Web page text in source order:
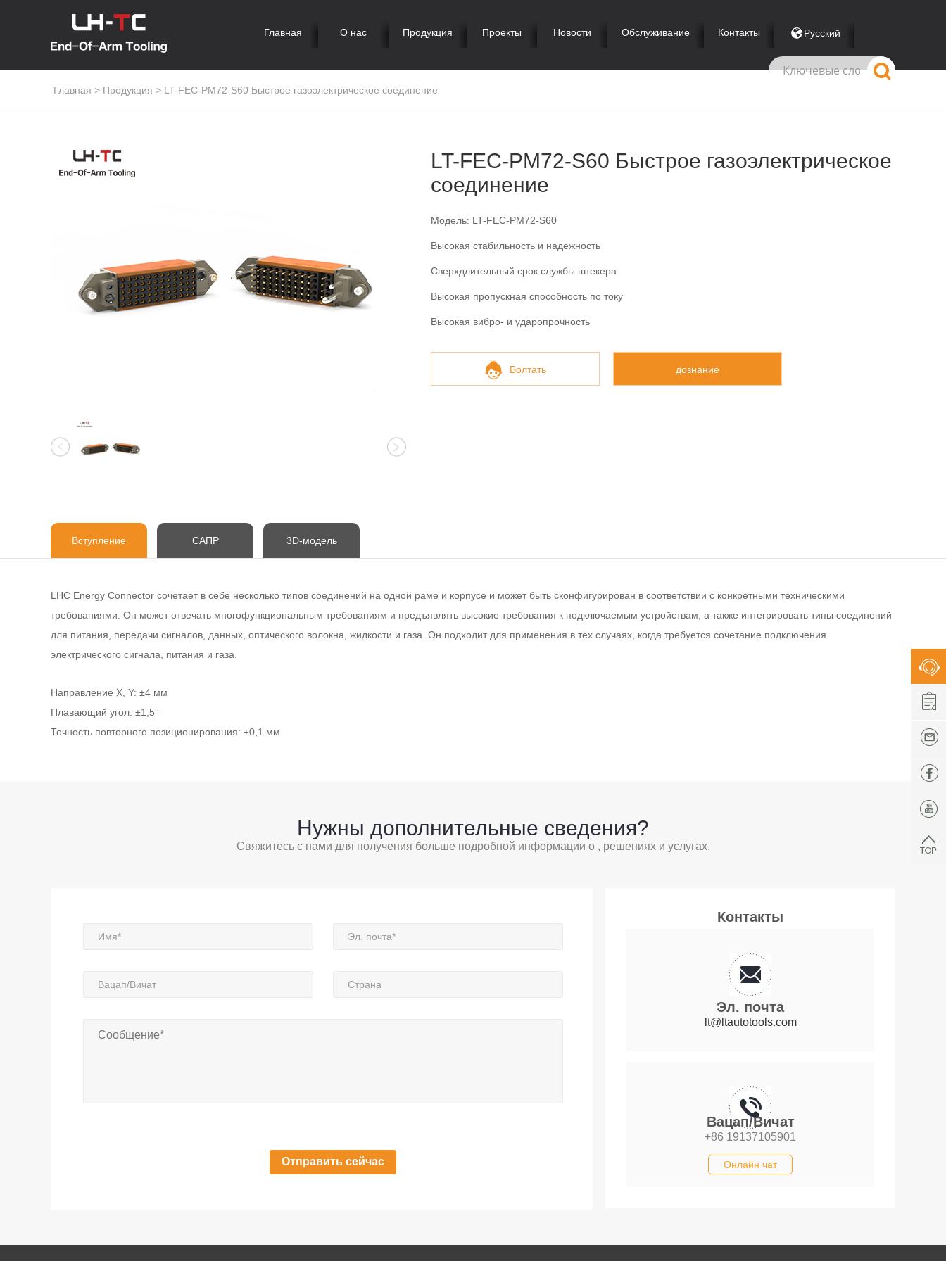
Главная О нас Продукция Проекты Новости Обслуживание Контакты Русский
Главная > Продукция > LT-FEC-PM72-S60 Быстрое газоэлектрическое соединение
LT-FEC-PM72-S60 Быстрое газоэлектрическое
соединение
Модель: LT-FEC-PM72-S60
Высокая стабильность и надежность
Сверхдлительный срок службы штекера
Высокая пропускная способность по току
Высокая вибро- и ударопрочность
Болтать дознание
Вступление САПР 3D-модель
LHC Energy Connector сочетает в себе несколько типов соединений на одной раме и корпусе и может быть сконфигурирован в соответствии с конкретными техническими
требованиями. Он может отвечать многофункциональным требованиям и предъявлять высокие требования к подключаемым устройствам, а также интегрировать типы соединений
для питания, передачи сигналов, данных, оптического волокна, жидкости и газа. Он подходит для применения в тех случаях, когда требуется сочетание подключения
электрического сигнала, питания и газа.
Направление X, Y: ±4 мм
Плавающий угол: ±1,5°
Точность повторного позиционирования: ±0,1 мм
Нужны дополнительные сведения?
Свяжитесь с нами для получения больше подробной информации о , решениях и услугах.
Контакты
Эл. почта
lt@ltautotools.com
Вацап/Вичат
+86 19137105901
Онлайн чат